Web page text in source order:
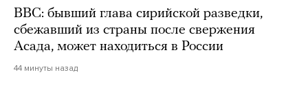
BBC: бывший глава сирийской разведки,
сбежавший из страны после свержения
Асада, может находиться в России
44 минуты назад